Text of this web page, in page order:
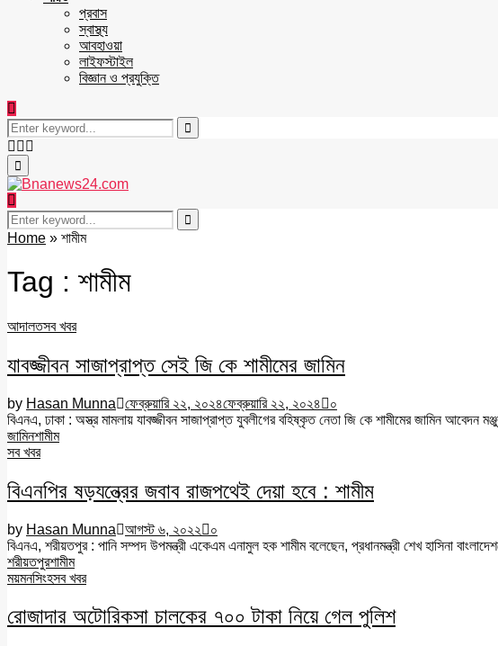
প্রবাস
স্বাস্থ্য
আবহাওয়া
লাইফস্টাইল
বিজ্ঞান ও প্রযুক্তি
Search
for:
Search
Facebook
Twitter
Primary
Menu
Search
for:
Search
Home » শামীম
Tag : শামীম
আদালতসব খবর
যাবজ্জীবন সাজাপ্রাপ্ত সেই জি কে শামীমের জামিন
by Hasan Munna ফেব্রুয়ারি ২২, ২০২৪ফেব্রুয়ারি ২২, ২০২৪
০
বিএনএ, ঢাকা : অস্ত্র মামলায় যাবজ্জীবন সাজাপ্রাপ্ত যুবলীগের বহিষ্কৃত নেতা জি কে শামীমের জামিন
জামিনশামীম
সব খবর
বিএনপির ষড়যন্ত্রের জবাব রাজপথেই দেয়া হবে : শামীম
by Hasan Munna আগস্ট ৬, ২০২২
০
বিএনএ, শরীয়তপুর : পানি সম্পদ উপমন্ত্রী একেএম এনামুল হক শামীম বলেছেন, প্রধানমন্ত্রী শেখ হাসিনা
শরীয়তপুরশামীম
ময়মনসিংহসব খবর
রোজাদার অটোরিকসা চালকের ৭০০ টাকা নিয়ে গেল পুলিশ